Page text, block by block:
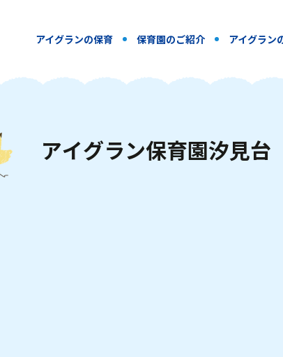
アイグランの保育 保育園のご紹介 アイグラン
アイグラン保育園汐見台